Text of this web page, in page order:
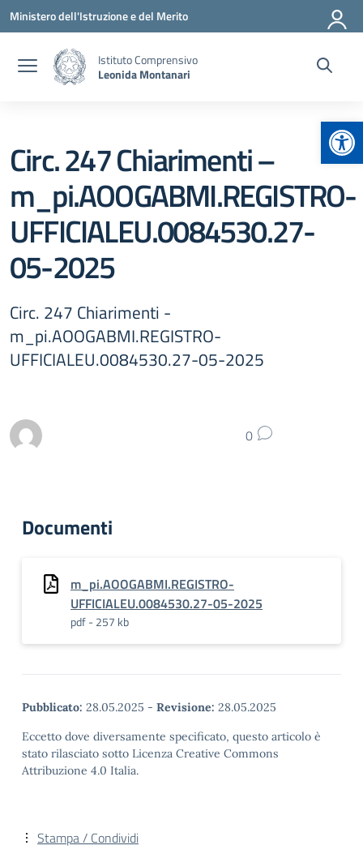
Vai ai contenuti
Vai al menu di navigazione
Vai al footer
Ministero dell'Istruzione e del Merito
Istituto Comprensivo
Leonida Montanari
Circ. 247 Chiarimenti –
m_pi.AOOGABMI.REGISTRO-
UFFICIALEU.0084530.27-
05-2025
Circ. 247 Chiarimenti -
m_pi.AOOGABMI.REGISTRO-
UFFICIALEU.0084530.27-05-2025
0
Documenti
m_pi.AOOGABMI.REGISTRO-
UFFICIALEU.0084530.27-05-2025
pdf - 257 kb
Pubblicato: 28.05.2025 - Revisione: 28.05.2025
Eccetto dove diversamente specificato, questo articolo è
stato rilasciato sotto Licenza Creative Commons
Attribuzione 4.0 Italia.
Stampa / Condividi